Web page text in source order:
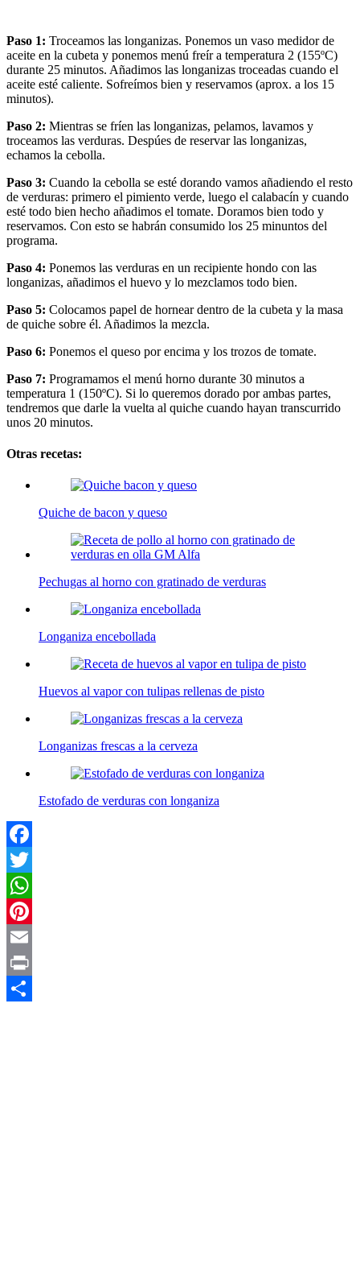
Paso 1: Troceamos las longanizas. Ponemos un vaso medidor de
aceite en la cubeta y ponemos menú freír a temperatura 2 (155ºC)
durante 25 minutos. Añadimos las longanizas troceadas cuando el
aceite esté caliente. Sofreímos bien y reservamos (aprox. a los 15
minutos).
Paso 2: Mientras se fríen las longanizas, pelamos, lavamos y
troceamos las verduras. Despúes de reservar las longanizas,
echamos la cebolla.
Paso 3: Cuando la cebolla se esté dorando vamos añadiendo el resto
de verduras: primero el pimiento verde, luego el calabacín y cuando
esté todo bien hecho añadimos el tomate. Doramos bien todo y
reservamos. Con esto se habrán consumido los 25 minuntos del
programa.
Paso 4: Ponemos las verduras en un recipiente hondo con las
longanizas, añadimos el huevo y lo mezclamos todo bien.
Paso 5: Colocamos papel de hornear dentro de la cubeta y la masa
de quiche sobre él. Añadimos la mezcla.
Paso 6: Ponemos el queso por encima y los trozos de tomate.
Paso 7: Programamos el menú horno durante 30 minutos a
temperatura 1 (150ºC). Si lo queremos dorado por ambas partes,
tendremos que darle la vuelta al quiche cuando hayan transcurrido
unos 20 minutos.
Otras recetas:
Quiche de bacon y queso
Pechugas al horno con gratinado de verduras
Longaniza encebollada
Huevos al vapor con tulipas rellenas de pisto
Longanizas frescas a la cerveza
Estofado de verduras con longaniza
Facebook
Twitter
WhatsApp
Pinterest
Email
Print